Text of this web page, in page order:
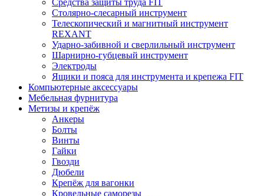
Столярно-слесарный инструмент
Телескопический и магнитный инструмент
REXANT
Ударно-забивной и сверлильный инструмент
Шарнирно-губцевый инструмент
Электроды
Ящики и пояса для инструмента и крепежа FIT
Компьютерные аксессуары
Мебельная фурнитура
Метизы и крепёж
Анкеры
Болты
Винты
Гайки
Гвозди
Дюбели
Крепёж для вагонки
Кровельные саморезы